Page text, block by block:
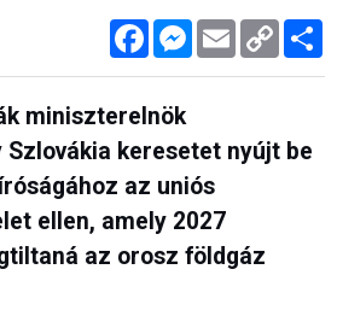
FacebookMessenger
Email Copy
Link
miniszterelnök
Szlovákia keresetet nyújt be
az uniós
ellen, amely 2027
az orosz földgáz